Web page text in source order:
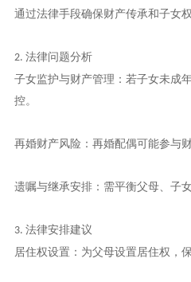
通过法律手段确保财产传承和子女权
2. 法律问题分析
子女监护与财产管理：若子女未成
控。
再婚财产风险：再婚配偶可能参与
遗嘱与继承安排：需平衡父母、子
3. 法律安排建议
居住权设置：为父母设置居住权，